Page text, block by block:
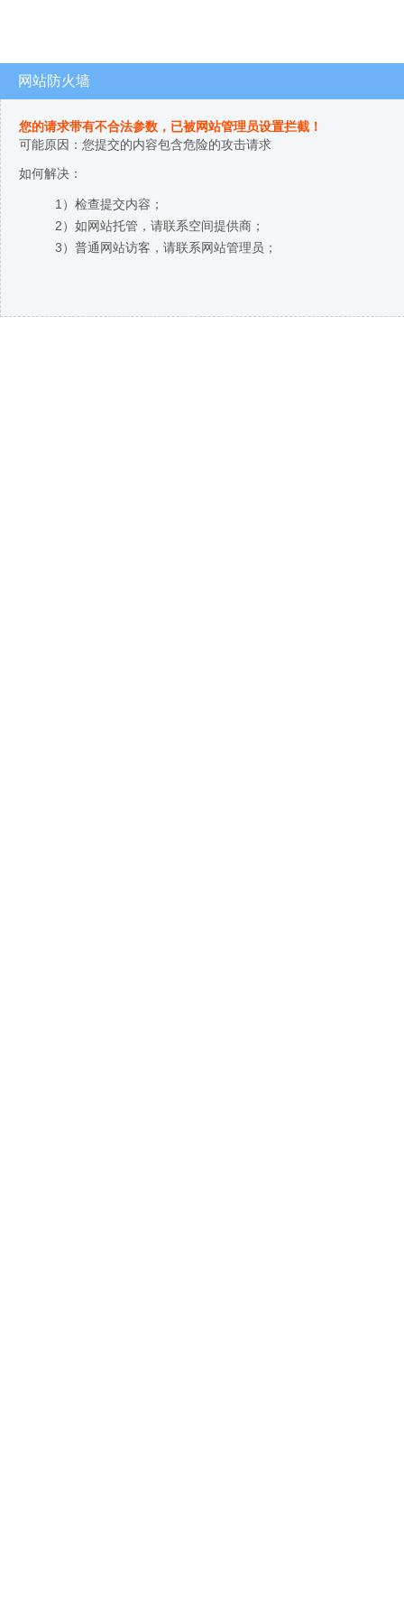
网站防火墙
您的请求带有不合法参数，已被网站管理员设置拦截！
可能原因：您提交的内容包含危险的攻击请求
如何解决：
1）检查提交内容；
2）如网站托管，请联系空间提供商；
3）普通网站访客，请联系网站管理员；